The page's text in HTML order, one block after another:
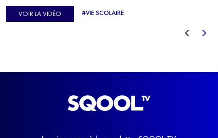
d'Europe de Horse-ball, qui a failli abandonner ses études
avant de trouver un nouvel équilibre.
VOIR LA VIDÉO #VIE SCOLAIRE